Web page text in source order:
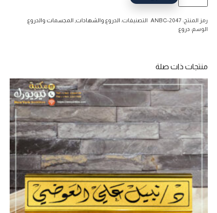
درع
ذهبي
رمز المنتج: ANBC-2047 التصنيفات: الدروع والشهادات المجسمات والدروع
الوسم: دروع
منتجات ذات صلة